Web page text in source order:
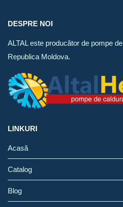
DESPRE NOI
ALTAL este producător de pompe
Republica Moldova.
LINKURI
Acasă
Catalog
Blog